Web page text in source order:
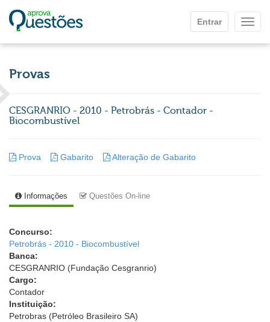
Entrar
Provas
CESGRANRIO - 2010 - Petrobrás - Contador -
Biocombustível
Prova Gabarito Alteração de Gabarito
Informações Questões On-line
Concurso:
Petrobrás - 2010 - Biocombustível
Banca:
CESGRANRIO (Fundação Cesgranrio)
Cargo:
Contador
Instituição:
Petrobras (Petróleo Brasileiro SA)